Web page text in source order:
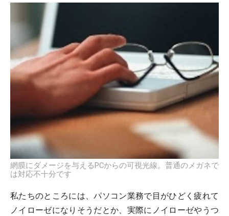
網膜にダメージを与えるPCからの可視光線。普通のメガネで
は対応不十分です
私たちのところには、パソコン業務で目がひどく疲れて
ノイローゼになりそうだとか、実際にノイローゼやうつ